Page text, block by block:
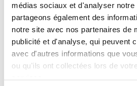
médias sociaux et d'analyser notre
partageons également des
notre site avec nos partenaires de
publicité et d'analyse, qui peuvent
avec d'autres informations que
ou qu'ils ont collectées lors de
3/ 5
Avis vérifié
Je pense que Morphea me fait bien
nuits.
, suite à une expérience
Bernadette S.